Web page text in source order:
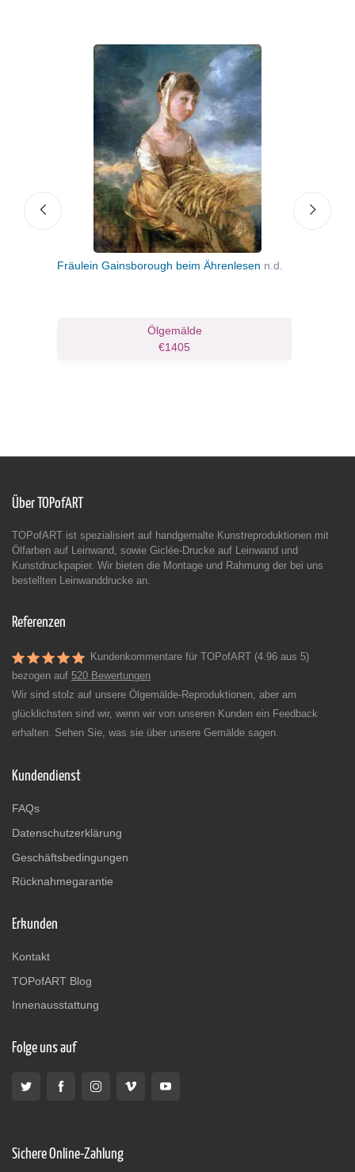
Fräulein Gainsborough beim Ährenlesen n.d.
Ölgemälde
€1405
Über TOPofART
TOPofART ist spezialisiert auf handgemalte Kunstreproduktionen mit
Ölfarben auf Leinwand, sowie Giclée-Drucke auf Leinwand und
Kunstdruckpapier. Wir bieten die Montage und Rahmung der bei uns
bestellten Leinwanddrucke an.
Referenzen
Kundenkommentare für TOPofART (4.96 aus 5)
bezogen auf 520 Bewertungen
Wir sind stolz auf unsere Ölgemälde-Reproduktionen, aber am
glücklichsten sind wir, wenn wir von unseren Kunden ein Feedback
erhalten. Sehen Sie, was sie über unsere Gemälde sagen.
Kundendienst
FAQs
Datenschutzerklärung
Geschäftsbedingungen
Rücknahmegarantie
Erkunden
Kontakt
TOPofART Blog
Innenausstattung
Folge uns auf
Sichere Online-Zahlung